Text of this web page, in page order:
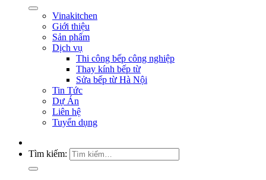
Vinakitchen
Giới thiệu
Sản phẩm
Dịch vụ
Thi công bếp công nghiệp
Thay kính bếp từ
Sửa bếp từ Hà Nội
Tin Tức
Dự Án
Liên hệ
Tuyển dụng
Tìm kiếm: